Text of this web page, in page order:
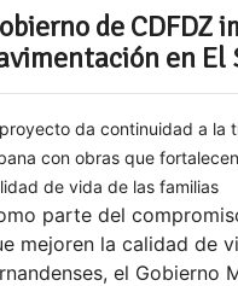
de CDFDZ
en El
da continuidad a la
con obras que
de vida de las familias
parte del
mejoren la calidad de
el Gobierno